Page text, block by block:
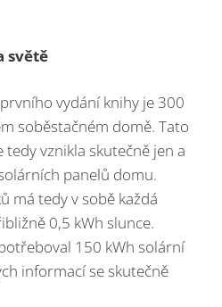
světě
vydání knihy je 300
soběstačném domě. Tato
vznikla skutečně jen a
panelů domu.
má tedy v sobě každá
0,5 kWh slunce.
150 kWh solární
informací se skutečně